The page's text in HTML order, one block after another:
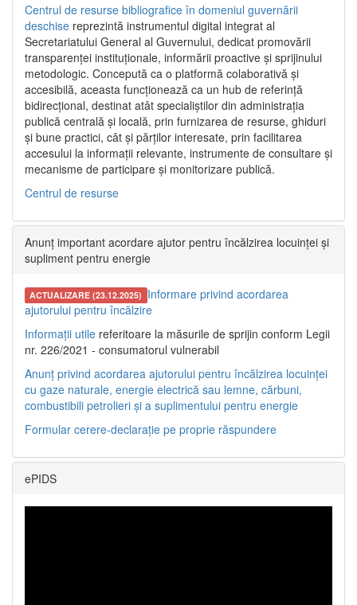
Centrul de resurse bibliografice în domeniul guvernării
deschise reprezintă instrumentul digital integrat al
Secretariatului General al Guvernului, dedicat promovării
transparenței instituționale, informării proactive și sprijinului
metodologic. Concepută ca o platformă colaborativă și
accesibilă, aceasta funcționează ca un hub de referință
bidirecțional, destinat atât specialiștilor din administrația
publică centrală și locală, prin furnizarea de resurse, ghiduri
și bune practici, cât și părților interesate, prin facilitarea
accesului la informații relevante, instrumente de consultare și
mecanisme de participare și monitorizare publică.
Centrul de resurse
Anunț important acordare ajutor pentru încălzirea locuinței și
supliment pentru energie
ACTUALIZARE (23.12.2025) Informare privind acordarea
ajutorului pentru încălzire
Informații utile referitoare la măsurile de sprijin conform Legii
nr. 226/2021 - consumatorul vulnerabil
Anunț privind acordarea ajutorului pentru încălzirea locuinței
cu gaze naturale, energie electrică sau lemne, cărbuni,
combustibili petrolieri și a suplimentului pentru energie
Formular cerere-declarație pe proprie răspundere
ePIDS